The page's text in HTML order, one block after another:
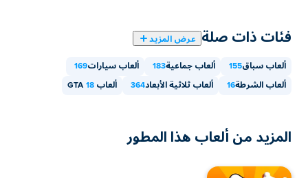
فئات ذات صلة عرض المزيد
ألعاب سباق155 ألعاب جماعية183 ألعاب سيارات169
ألعاب الشرطة16 ألعاب ثلاثية الأبعاد364 ألعاب GTA 18
المزيد من ألعاب هذا المطور